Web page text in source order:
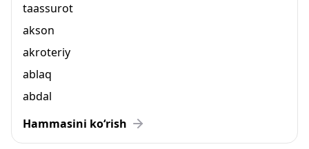
taassurot
akson
akroteriy
ablaq
abdal
Hammasini ko‘rish